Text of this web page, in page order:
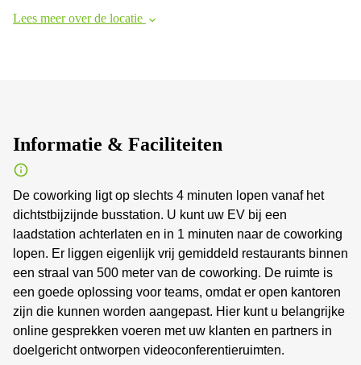
Lees meer over de locatie
Informatie & Faciliteiten
De coworking ligt op slechts 4 minuten lopen vanaf het
dichtstbijzijnde busstation. U kunt uw EV bij een
laadstation achterlaten en in 1 minuten naar de coworking
lopen. Er liggen eigenlijk vrij gemiddeld restaurants binnen
een straal van 500 meter van de coworking. De ruimte is
een goede oplossing voor teams, omdat er open kantoren
zijn die kunnen worden aangepast. Hier kunt u belangrijke
online gesprekken voeren met uw klanten en partners in
doelgericht ontworpen videoconferentieruimten.